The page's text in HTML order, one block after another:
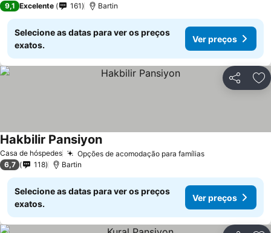
9,1 Excelente 161 Bartin
Selecione as datas para ver os preços
exatos.
Ver preços
Partilhar
Casa de hóspedes Opções de acomodação para famílias
Hakbilir Pansiyon
6,7 118 Bartin
Selecione as datas para ver os preços
exatos.
Ver preços